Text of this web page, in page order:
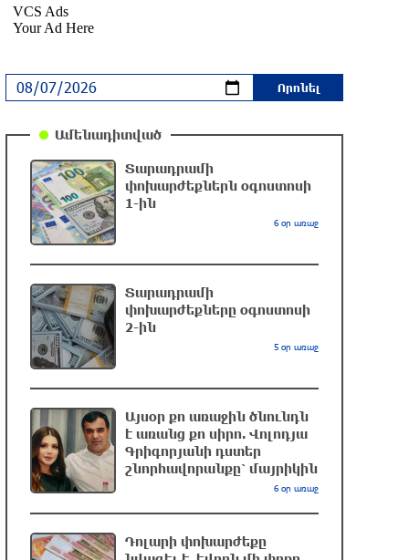
Վինիսիուսը նոր պայմանագիր է կնքել
«Ռեալի» հետ․ պաշտոնական
Սպասվում է քամու ուժգնացում,
ամպրոպ․ եղանակը՝ օգոստոսի 7-ից
11-ին
Խոշոր հրդեհ՝ Երևանի Սիլիկյան
թաղամասի հարևանությամբ գտնվող
աղբավայրում. կրակն ու ծուխը
տեսանելի են մի քանի կիլոմետրից
Հնդկաստանի և Իսրայելի
վարչապետները քննարկել են
Մերձավոր Արևելքում տիրող
իրավիճակը
Մալաթիա-Սեբաստիա վարչական
Ամենադիտված
Տարադրամի
փոխարժեքներն օգոստոսի
1-ին
6 օր առաջ
Տարադրամի
փոխարժեքները օգոստոսի
2-ին
5 օր առաջ
Այսօր քո առաջին ծնունդն
է առանց քո սիրո. Վոլոդյա
Գրիգորյանի դստեր
շնորհավորանքը՝ մայրիկին
6 օր առաջ
Դոլարի փոխարժեքը